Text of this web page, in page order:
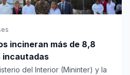
incineran más de 8,8
incautadas
del Interior (Mininter) y la